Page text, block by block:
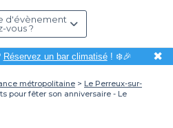
d'évènement
vous ?
Réservez un bar climatisé! ❄️🎉 ✖
métropolitaine
Le Perreux-sur-
pour fêter son anniversaire - Le